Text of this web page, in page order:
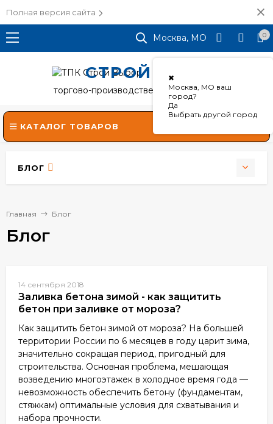
Полная версия сайта
Москва, МО
✖
Москва, МО ваш
город?
Да
Выбрать другой город
0
СТРОЙ ВЫБОР
торгово-производственная компания
КАТАЛОГ ТОВАРОВ
Главная Блог
Блог
14 сентября 2018
Заливка бетона зимой - как защитить
бетон при заливке от мороза?
Как защитить бетон зимой от мороза? На большей
территории России по 6 месяцев в году царит зима,
значительно сокращая период, пригодный для
строительства. Основная проблема, мешающая
возведению многоэтажек в холодное время года —
невозможность обеспечить бетону (фундаментам,
стяжкам) оптимальные условия для схватывания и
набора прочности.
БЛОГ